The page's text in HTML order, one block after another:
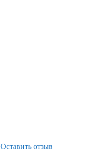
Оставить отзыв